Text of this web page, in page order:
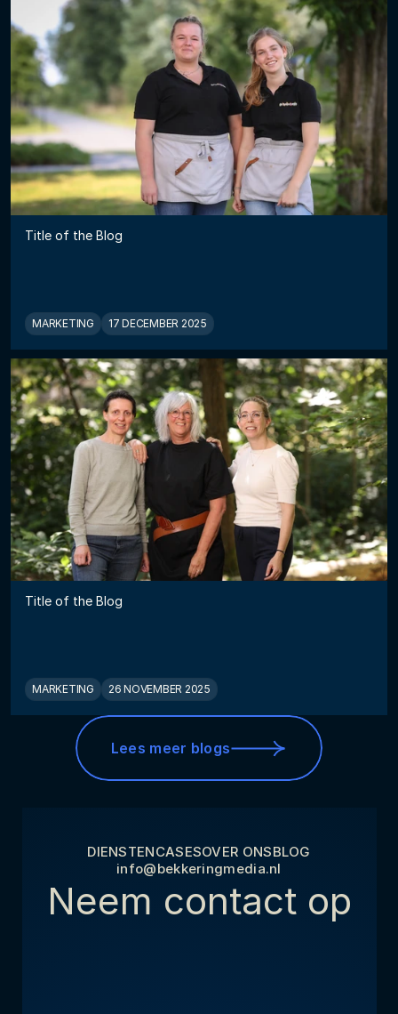
Title of the Blog
MARKETING 17 DECEMBER 2025
Title of the Blog
MARKETING 26 NOVEMBER 2025
Lees meer blogs
DIENSTENCASESOVER ONSBLOG
info@bekkeringmedia.nl
Neem contact op